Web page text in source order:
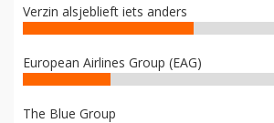
Verzin alsjeblieft iets anders
European Airlines Group (EAG)
The Blue Group